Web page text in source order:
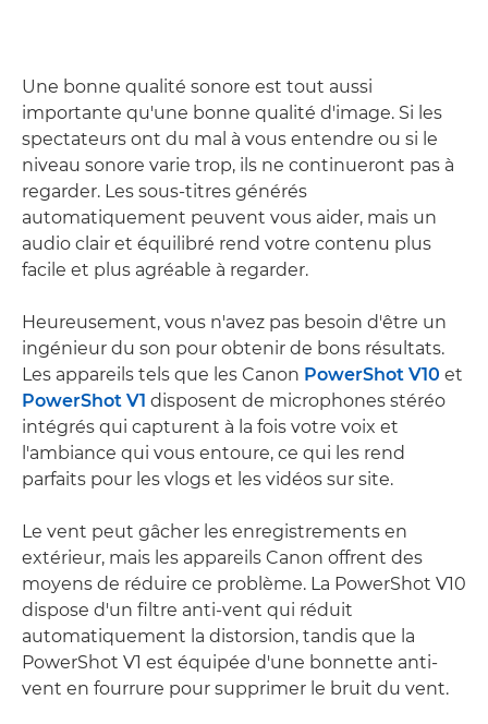
Une bonne qualité sonore est tout aussi
importante qu'une bonne qualité d'image. Si les
spectateurs ont du mal à vous entendre ou si le
niveau sonore varie trop, ils ne continueront pas à
regarder. Les sous-titres générés
automatiquement peuvent vous aider, mais un
audio clair et équilibré rend votre contenu plus
facile et plus agréable à regarder.
Heureusement, vous n'avez pas besoin d'être un
ingénieur du son pour obtenir de bons résultats.
Les appareils tels que les Canon PowerShot V10 et
PowerShot V1 disposent de microphones stéréo
intégrés qui capturent à la fois votre voix et
l'ambiance qui vous entoure, ce qui les rend
parfaits pour les vlogs et les vidéos sur site.
Le vent peut gâcher les enregistrements en
extérieur, mais les appareils Canon offrent des
moyens de réduire ce problème. La PowerShot V10
dispose d'un filtre anti-vent qui réduit
automatiquement la distorsion, tandis que la
PowerShot V1 est équipée d'une bonnette anti-
vent en fourrure pour supprimer le bruit du vent.